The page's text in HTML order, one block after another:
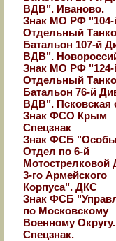
ВДВ". Иваново.
Знак МО РФ "104-
Отдельный
Батальон 107-й
ВДВ".
Знак МО РФ "124-
Отдельный
Батальон 76-й
ВДВ". Псковская
Знак ФСО Крым
Спецзнак
Знак ФСБ
Отдел по 6-й
Мотострелковой
3-го Армейского
Корпуса". ДКС
Знак ФСБ
по Московскому
Военному
Спецзнак.